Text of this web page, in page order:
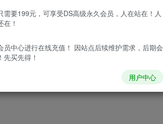
代码如下：
需要199元，可享受DS高级永久会员，人在站在！人
在！
员中心进行在线充值！ 因站点后续维护需求，后期会
先买先得！
用户中心